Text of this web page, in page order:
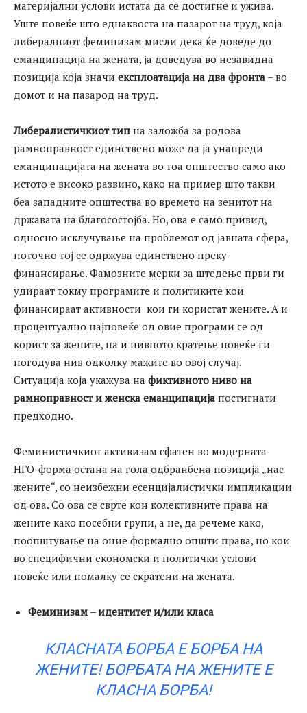
материјални услови истата да се достигне и ужива.
Уште повеќе што еднаквоста на пазарот на труд, која
либералниот феминизам мисли дека ќе доведе до
еманципација на жената, ја доведува во незавидна
позиција која значи експлоатација на два фронта – во
домот и на пазарод на труд.
Либералистичкиот тип на заложба за родова
рамноправност единствено може да ја унапреди
еманципацијата на жената во тоа општество само ако
истото е високо развино, како на пример што такви
беа западните општества во времето на зенитот на
државата на благосостојба. Но, ова е само привид,
односно исклучување на проблемот од јавната сфера,
поточно тој се одржува единствено преку
финансирање. Фамозните мерки за штедење први ги
удираат токму програмите и политиките кои
финансираат активности кои ги користат жените. А и
процентуално најповеќе од овие програми се од
корист за жените, па и нивното кратење повеќе ги
погодува нив одколку мажите во овој случај.
Ситуација која укажува на фиктивното ниво на
рамноправност и женска еманципација постигнати
предходно.
Феминистичкиот активизам сфатен во модерната
НГО-форма остана на гола одбранбена позиција „нас
жените“, со неизбежни есенцијалистички импликации
од ова. Со ова се сврте кон колективните права на
жените како посебни групи, а не, да речеме како,
поопштување на оние формално општи права, но кои
во специфични економски и политички услови
повеќе или помалку се скратени на жената.
Феминизам – идентитет и/или класа
КЛАСНАТА БОРБА Е БОРБА НА
ЖЕНИТЕ! БОРБАТА НА ЖЕНИТЕ Е
КЛАСНА БОРБА!